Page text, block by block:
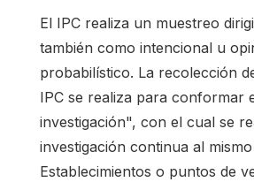
El IPC realiza un muestreo
también como intencional u
probabilístico. La recolección
IPC se realiza para conformar
investigación", con el cual se
investigación continua al
Establecimientos o puntos de